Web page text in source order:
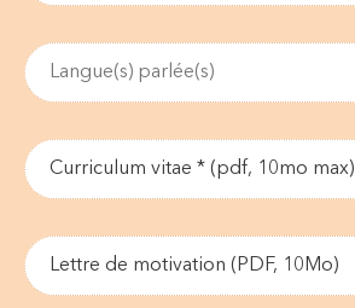
Curriculum vitae * (pdf, 10mo max)
Lettre de motivation (PDF, 10Mo)